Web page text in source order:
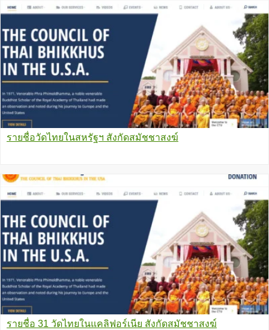
รายชื่อวัดไทยในสหรัฐฯ สังกัดสมัชชาสงฆ์
รายชื่อ 31 วัดไทยในแคลิฟอร์เนีย สังกัดสมัชชาสงฆ์